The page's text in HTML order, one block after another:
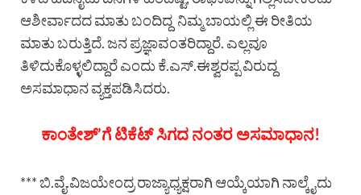
ಆಶೀರ್ವಾದದ ಮಾತು ಬಂದಿದ್ದ ನಿಮ್ಮ ಬಾಯಲ್ಲಿ ಈ ರೀತಿಯ
ಮಾತು ಬರುತ್ತಿದೆ. ಜನ ಪ್ರಜ್ಞಾವಂತರಿದ್ದಾರೆ. ಎಲ್ಲವೂ
ತಿಳಿದುಕೊಳ್ಳಲಿದ್ದಾರೆ ಎಂದು ಕೆ.ಎಸ್.ಈಶ‍್ವರಪ್ಪ ವಿರುದ್ದ
ಅಸಮಾಧಾನ ವ್ಯಕ್ತಪಡಿಸಿದರು.
ಕಾಂತೇಶ್’ಗೆ ಟಿಕೆಟ್ ಸಿಗದ ನಂತರ ಅಸಮಾಧಾನ!
*** ಬಿ.ವೈ.ವಿಜಯೇಂದ್ರ ರಾಜ್ಯಾಧ್ಯಕ್ಷರಾಗಿ ಆಯ್ಕೆಯಾಗಿ ನಾಲ್ಕೈದು